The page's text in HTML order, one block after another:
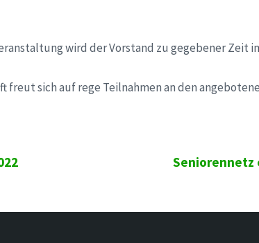
wird der Vorstand zu gegebener Zeit
freut sich auf rege Teilnahmen an den
Seniorennetz